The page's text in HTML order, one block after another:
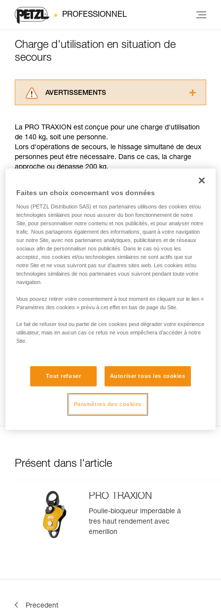
PROFESSIONNEL
Charge d'utilisation en situation de
secours
AVERTISSEMENTS
consulter. Vous devez avoir compris les
informations de la notice technique pour
pouvoir comprendre ce complément
d’informations.
Maîtriser ces techniques nécessite une
avec un professionnel votre capacité à refaire
de la reproduire en autonomie.
Nous donnons des exemples de techniques
liées à votre activité. Il peut en exister d’autres
que nous ne décrivons pas ici.
La PRO TRAXION est conçue pour une charge d'utilisation
de 140 kg, soit une personne.
Lors d'opérations de secours, le hissage simultané de deux
personnes peut être nécessaire. Dans ce cas, la charge
approche ou dépasse 200 kg.
Avec une telle charge, la moindre surcharge dynamique
déchirement des cordes (voir tableau d'information chapitre
3).
Des précautions sont donc impératives :
- Contre-assurage des deux personnes hissées.
- Maintien de la corde tendue en permanence, la moindre
boucle de mou représente une hauteur de chute potentielle,
donc un danger.
Présent dans l'article
PRO TRAXION
Poulie-bloqueur imperdable à
très haut rendement avec
émerillon
Précédent
Faites un choix concernant vos données
Nous (PETZL Distribution SAS) et nos partenaires utilisons des cookies et/ou
technologies similaires pour nous assurer du bon fonctionnement de notre
Site, pour personnaliser notre contenu et nos publicités, et pour analyser notre
trafic. Nous partageons également des informations, quant à votre navigation
sur notre Site, avec nos partenaires analytiques, publicitaires et de réseaux
sociaux afin de personnaliser nos publicités. Dans le cas où vous les
acceptez, nos cookies et/ou technologies similaires ne sont actifs que sur
notre Site et ne vous suivront pas sur d’autres sites web. Les cookies et/ou
technologies similaires de nos partenaires vous suivront pendant toute votre
navigation.
Vous pouvez retirer votre consentement à tout moment en cliquant sur le lien «
Paramètres des cookies » prévu à cet effet en bas de page du Site.
Le fait de refuser tout ou partie de ces cookies peut dégrader votre expérience
utilisateur, mais en aucun cas ce refus ne vous empêchera d’accéder à notre
Site.
Tout refuser Autoriser tous les cookies
Paramètres des cookies